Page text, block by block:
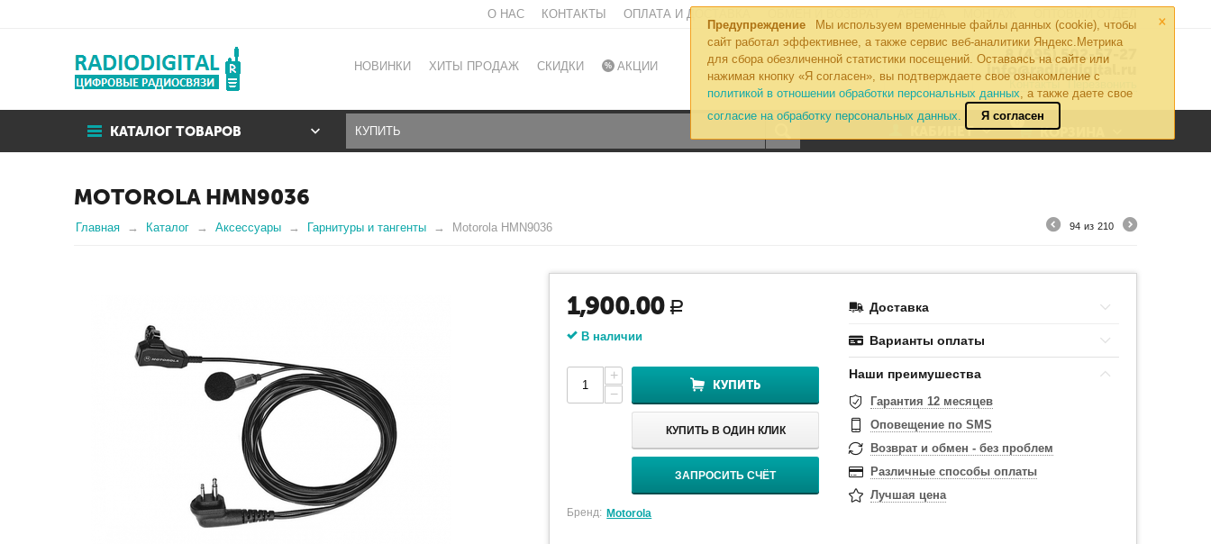
×
Предупреждение
Мы используем временные файлы данных (cookie), чтобы
сайт работал эффективнее, а также сервис веб-аналитики Яндекс.Метрика
для сбора обезличенной статистики посещений. Оставаясь на сайте или
нажимая кнопку «Я согласен», вы подтверждаете свое ознакомление с
политикой в отношении обработки персональных данных, а также даете свое
согласие на обработку персональных данных.
Я согласен
О НАС КОНТАКТЫ ОПЛАТА И ДОСТАВКА
НОВИНКИ ХИТЫ ПРОДАЖ СКИДКИ АКЦИИ
8 (495) 502-57-27
info@radiodigital.ru
Контакты Перезвонить
КАТАЛОГ ТОВАРОВ
0
КОРЗИНА
КАБИНЕТ
MOTOROLA HMN9036
Главная Каталог Аксессуары Гарнитуры и тангенты Motorola HMN9036 94 из 210
1,900.00 Р
В наличии
+
−
КУПИТЬ
КУПИТЬ В ОДИН КЛИК
ЗАПРОСИТЬ СЧЁТ
Бренд: Motorola
Доставка
Варианты оплаты
Наши преимушества
Гарантия 12 месяцев
Оповещение по SMS
Возврат и обмен - без проблем
Различные способы оплаты
Лучшая цена